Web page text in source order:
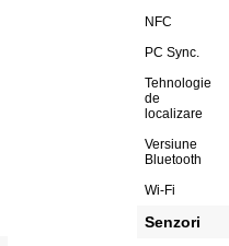
NFC
PC Sync.
Tehnologie
de
localizare
Versiune
Bluetooth
Wi-Fi
Senzori